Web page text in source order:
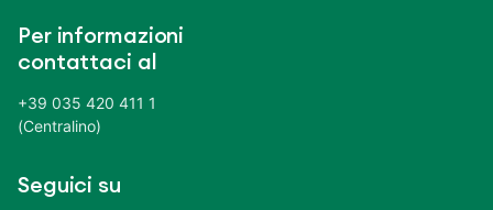
Per informazioni
contattaci al
+39 035 420 411 1
(Centralino)
Seguici su